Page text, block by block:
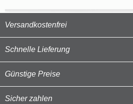
Versandkostenfrei
Schnelle Lieferung
Günstige Preise
Sicher zahlen